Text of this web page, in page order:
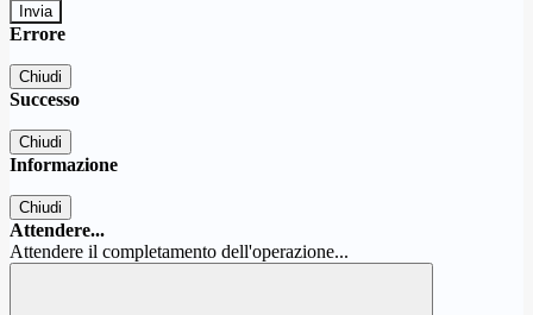
Errore
Chiudi
Successo
Chiudi
Informazione
Chiudi
Attendere...
Attendere il completamento dell'operazione...